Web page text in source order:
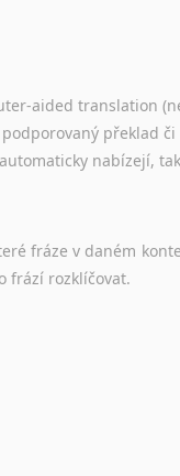
aided translation
překlad
nabízejí,
fráze v daném
frází rozklíčovat.